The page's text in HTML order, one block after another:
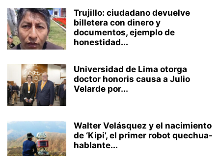
Trujillo: ciudadano devuelve
billetera con dinero y
documentos, ejemplo de
honestidad...
Universidad de Lima otorga
doctor honoris causa a Julio
Velarde por...
Walter Velásquez y el nacimiento
de ‘Kipi’, el primer robot quechua-
hablante...